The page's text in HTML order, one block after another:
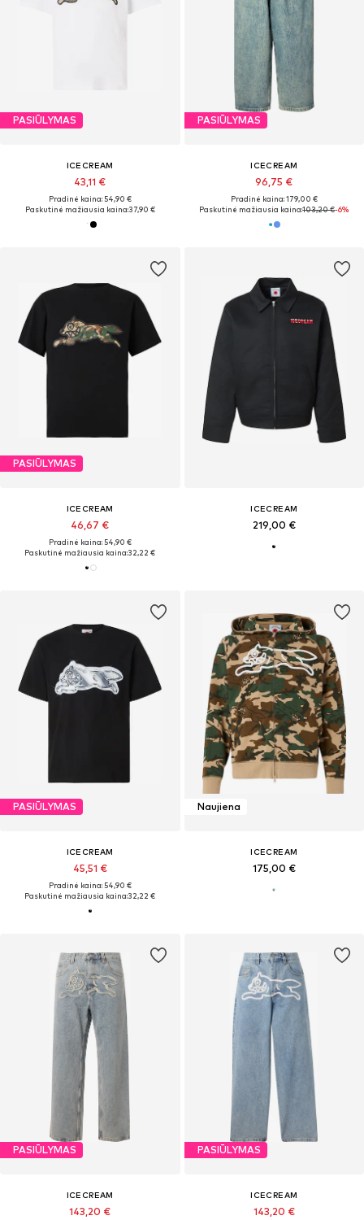
PASIŪLYMAS
ICECREAM
43,11 €
Pradinė kaina: 54,90 €
Paskutinė mažiausia kaina:37,90 €
PASIŪLYMAS
ICECREAM
96,75 €
Pradinė kaina: 179,00 €
Paskutinė mažiausia kaina:103,20 €-6%
PASIŪLYMAS
ICECREAM
46,67 €
Pradinė kaina: 54,90 €
Paskutinė mažiausia kaina:32,22 €
ICECREAM
219,00 €
PASIŪLYMAS
ICECREAM
45,51 €
Pradinė kaina: 54,90 €
Paskutinė mažiausia kaina:32,22 €
Naujiena
ICECREAM
175,00 €
PASIŪLYMAS
ICECREAM
143,20 €
PASIŪLYMAS
ICECREAM
143,20 €